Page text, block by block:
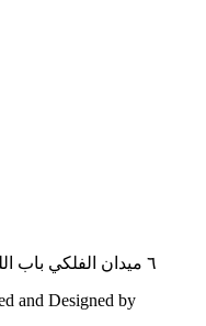
٦ ميدان الفلكي باب اللوق - بجوار الغرفة التجارية الدور السابع
and Designed by